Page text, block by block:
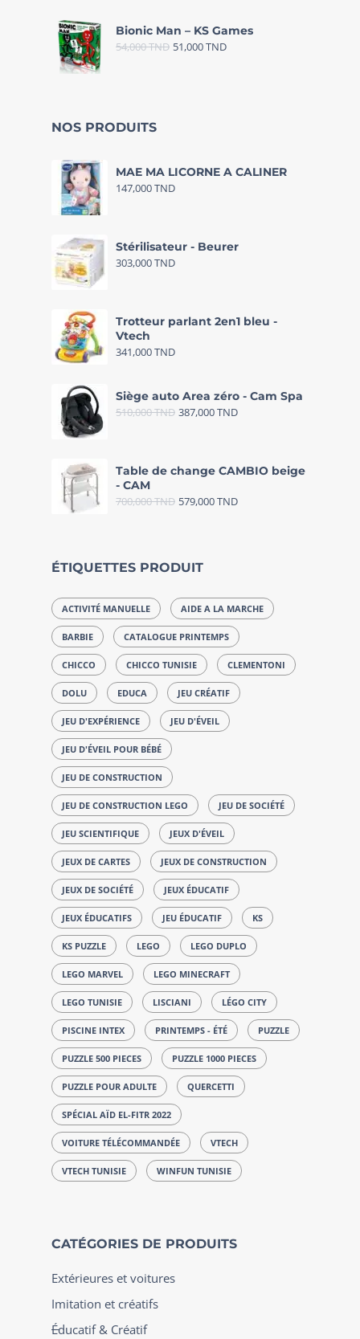
Bionic Man – KS Games
54,000TND 51,000TND
NOS PRODUITS
MAE MA LICORNE A CALINER
147,000TND
Stérilisateur - Beurer
303,000TND
Trotteur parlant 2en1 bleu -
Vtech
341,000TND
Siège auto Area zéro - Cam Spa
510,000TND 387,000TND
Table de change CAMBIO beige
- CAM
700,000TND 579,000TND
ÉTIQUETTES PRODUIT
ACTIVITÉ MANUELLE AIDE A LA MARCHE
BARBIE CATALOGUE PRINTEMPS
CHICCO CHICCO TUNISIE CLEMENTONI
DOLU EDUCA JEU CRÉATIF
JEU D'EXPÉRIENCE JEU D'ÉVEIL
JEU D'ÉVEIL POUR BÉBÉ
JEU DE CONSTRUCTION
JEU DE CONSTRUCTION LEGO JEU DE SOCIÉTÉ
JEU SCIENTIFIQUE JEUX D'ÉVEIL
JEUX DE CARTES JEUX DE CONSTRUCTION
JEUX DE SOCIÉTÉ JEUX ÉDUCATIF
JEUX ÉDUCATIFS JEU ÉDUCATIF KS
KS PUZZLE LEGO LEGO DUPLO
LEGO MARVEL LEGO MINECRAFT
LEGO TUNISIE LISCIANI LÉGO CITY
PISCINE INTEX PRINTEMPS - ÉTÉ PUZZLE
PUZZLE 500 PIECES PUZZLE 1000 PIECES
PUZZLE POUR ADULTE QUERCETTI
SPÉCIAL AÏD EL-FITR 2022
VOITURE TÉLÉCOMMANDÉE VTECH
VTECH TUNISIE WINFUN TUNISIE
CATÉGORIES DE PRODUITS
Extérieures et voitures
Imitation et créatifs
Éducatif & Créatif